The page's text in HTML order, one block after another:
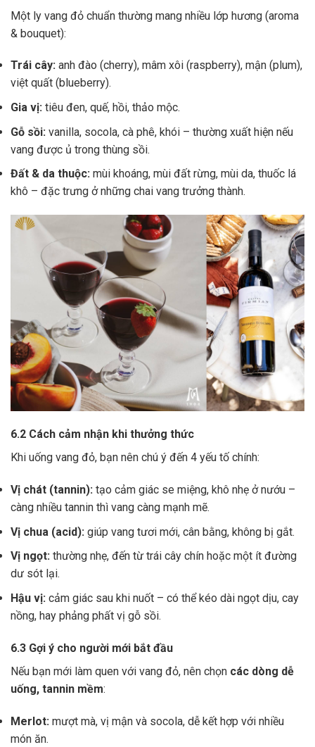
Một ly vang đỏ chuẩn thường mang nhiều lớp hương (aroma
& bouquet):
Trái cây: anh đào (cherry), mâm xôi (raspberry), mận (plum),
việt quất (blueberry).
Gia vị: tiêu đen, quế, hồi, thảo mộc.
Gỗ sồi: vanilla, socola, cà phê, khói – thường xuất hiện nếu
vang được ủ trong thùng sồi.
Đất & da thuộc: mùi khoáng, mùi đất rừng, mùi da, thuốc lá
khô – đặc trưng ở những chai vang trưởng thành.
6.2 Cách cảm nhận khi thưởng thức
Khi uống vang đỏ, bạn nên chú ý đến 4 yếu tố chính:
Vị chát (tannin): tạo cảm giác se miệng, khô nhẹ ở nướu –
càng nhiều tannin thì vang càng mạnh mẽ.
Vị chua (acid): giúp vang tươi mới, cân bằng, không bị gắt.
Vị ngọt: thường nhẹ, đến từ trái cây chín hoặc một ít đường
dư sót lại.
Hậu vị: cảm giác sau khi nuốt – có thể kéo dài ngọt dịu, cay
nồng, hay phảng phất vị gỗ sồi.
6.3 Gợi ý cho người mới bắt đầu
Nếu bạn mới làm quen với vang đỏ, nên chọn các dòng dễ
uống, tannin mềm:
Merlot: mượt mà, vị mận và socola, dễ kết hợp với nhiều
món ăn.